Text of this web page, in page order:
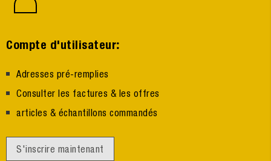
Compte d'utilisateur:
Adresses pré-remplies
Consulter les factures & les offres
articles & échantillons commandés
S'inscrire maintenant